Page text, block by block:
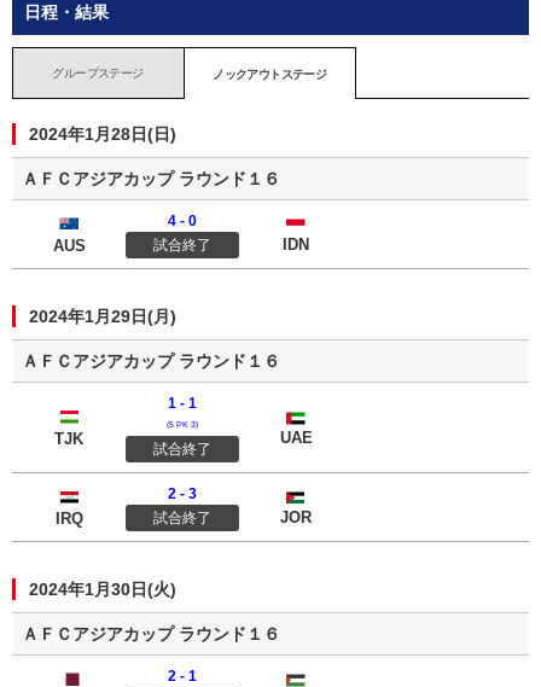
日程・結果
グループステージ ノックアウトステージ
2024年1月28日(日)
ＡＦＣアジアカップ ラウンド１６
オーストラリア
AUS
4 - 0
試合終了
IDN
2024年1月29日(月)
ＡＦＣアジアカップ ラウンド１６
TJK
1 - 1
(5 PK 3)
試合終了
UAE
IRQ
2 - 3
試合終了
JOR
2024年1月30日(火)
ＡＦＣアジアカップ ラウンド１６
2 - 1